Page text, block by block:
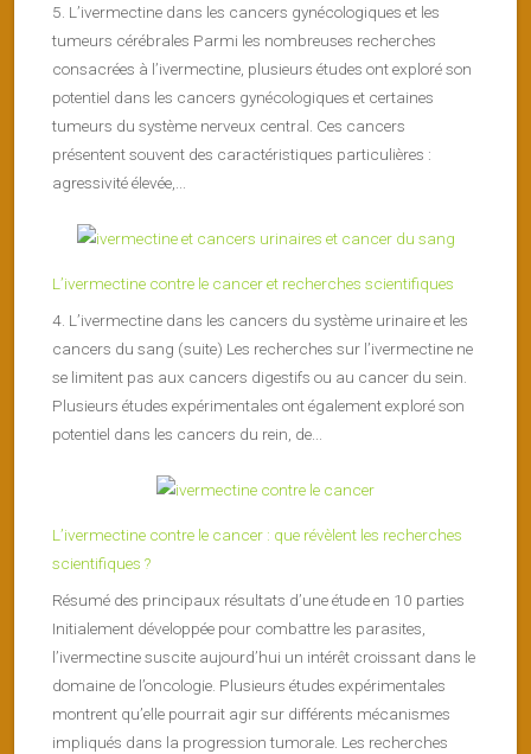
5. L’ivermectine dans les cancers gynécologiques et les
tumeurs cérébrales Parmi les nombreuses recherches
consacrées à l’ivermectine, plusieurs études ont exploré son
potentiel dans les cancers gynécologiques et certaines
tumeurs du système nerveux central. Ces cancers
présentent souvent des caractéristiques particulières :
agressivité élevée,...
L’ivermectine contre le cancer et recherches scientifiques
4. L’ivermectine dans les cancers du système urinaire et les
cancers du sang (suite) Les recherches sur l’ivermectine ne
se limitent pas aux cancers digestifs ou au cancer du sein.
Plusieurs études expérimentales ont également exploré son
potentiel dans les cancers du rein, de...
L’ivermectine contre le cancer : que révèlent les recherches
scientifiques ?
Résumé des principaux résultats d’une étude en 10 parties
Initialement développée pour combattre les parasites,
l’ivermectine suscite aujourd’hui un intérêt croissant dans le
domaine de l’oncologie. Plusieurs études expérimentales
montrent qu’elle pourrait agir sur différents mécanismes
impliqués dans la progression tumorale. Les recherches